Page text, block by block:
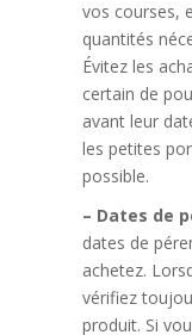
vos courses,
quantités
Évitez les
certain de
avant leur
les petites
possible.
– Dates de
dates de
achetez.
vérifiez
produit. Si